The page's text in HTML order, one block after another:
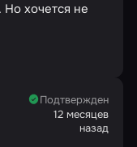
Но хочется не
Подтвержден
12 месяцев
назад